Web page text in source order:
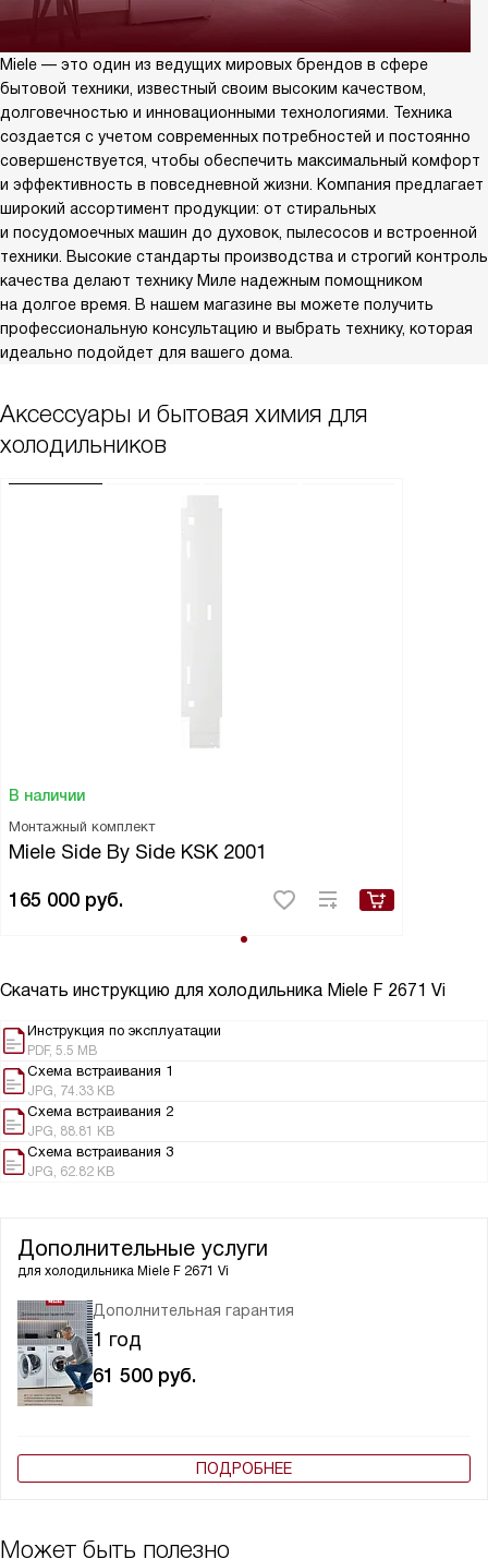
Miele — это один из ведущих мировых брендов в сфере
бытовой техники, известный своим высоким качеством,
долговечностью и инновационными технологиями. Техника
создается с учетом современных потребностей и постоянно
совершенствуется, чтобы обеспечить максимальный комфорт
и эффективность в повседневной жизни. Компания предлагает
широкий ассортимент продукции: от стиральных
и посудомоечных машин до духовок, пылесосов и встроенной
техники. Высокие стандарты производства и строгий контроль
качества делают технику Миле надежным помощником
на долгое время. В нашем магазине вы можете получить
профессиональную консультацию и выбрать технику, которая
идеально подойдет для вашего дома.
Аксессуары и бытовая химия для
холодильников
В наличии
Монтажный комплект
Miele Side By Side KSK 2001
165 000 руб.
Скачать инструкцию для холодильника Miele F 2671 Vi
Инструкция по эксплуатации
PDF, 5.5 MB
Схема встраивания 1
JPG, 74.33 KB
Схема встраивания 2
JPG, 88.81 KB
Схема встраивания 3
JPG, 62.82 KB
Дополнительные услуги
для холодильника Miele F 2671 Vi
Дополнительная гарантия
1 год
61 500 руб.
ПОДРОБНЕЕ
Может быть полезно